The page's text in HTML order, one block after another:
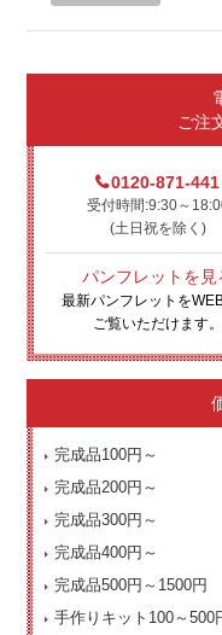
ご注
0120-871-441
受付時間:9:30～
(土日祝を除く)
パンフレットを見
最新パンフレットを
ご覧いただけます。
完成品100円～
完成品200円～
完成品300円～
完成品400円～
完成品500円～1500円
手作りキット100～500